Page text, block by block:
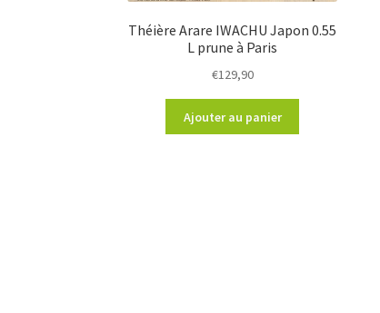
Théière Arare IWACHU Japon 0.55
L prune à Paris
€129,90
Ajouter au panier